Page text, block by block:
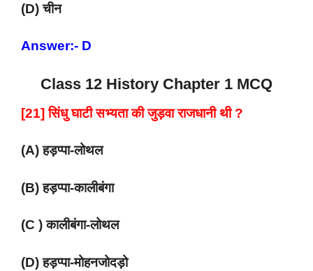
(D) चीन
Answer:- D
Class 12 History Chapter 1 MCQ
[21] सिंधु घाटी सभ्यता की जुड़वा राजधानी थी ?
(A) हड़प्पा-लोथल
(B) हड़प्पा-कालीबंगा
(C ) कालीबंगा-लोथल
(D) हड़प्पा-मोहनजोदड़ो